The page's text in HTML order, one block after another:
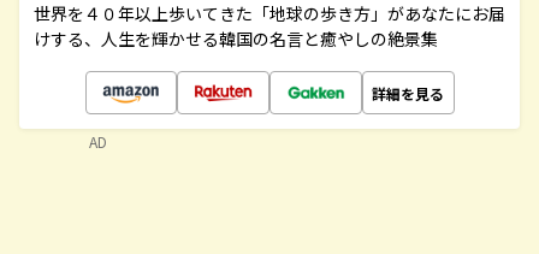
世界を４０年以上歩いてきた「地球の歩き方」があなたにお届
けする、人生を輝かせる韓国の名言と癒やしの絶景集
詳細を見る
AD